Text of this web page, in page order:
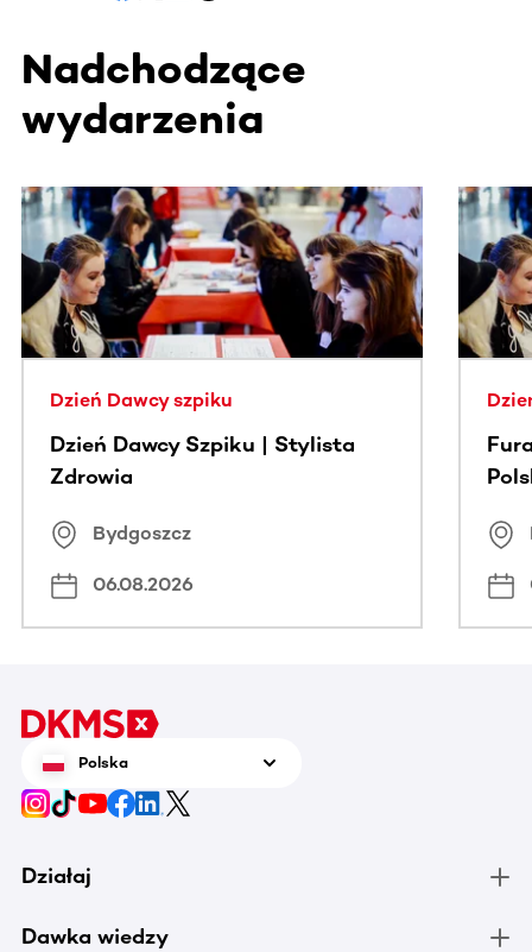
Nadchodzące
wydarzenia
Ta sekcja zawiera treści przewijane w poziomie. Użyj
Dzień Dawcy szpiku
Dzień Dawcy Szpiku | Stylista
Zdrowia
Bydgoszcz
06.08.2026
Polska
Działaj
Dawka wiedzy